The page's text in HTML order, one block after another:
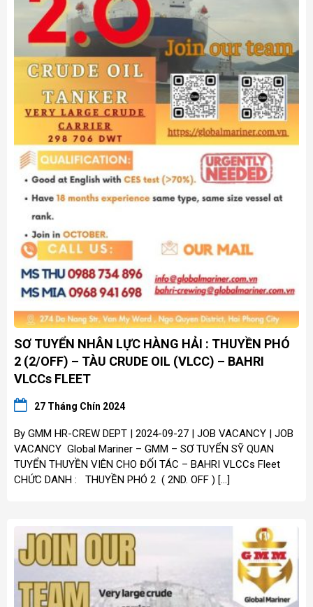
SƠ TUYỂN NHÂN LỰC HÀNG HẢI : THUYỀN PHÓ
2 (2/OFF) – TÀU CRUDE OIL (VLCC) – BAHRI
VLCCs FLEET
27 Tháng Chín 2024
By GMM HR-CREW DEPT | 2024-09-27 | JOB VACANCY | JOB
VACANCY Global Mariner – GMM – SƠ TUYỂN SỸ QUAN
TUYỂN THUYỀN VIÊN CHO ĐỐI TÁC – BAHRI VLCCs Fleet
CHỨC DANH : THUYỀN PHÓ 2 ( 2ND. OFF ) […]